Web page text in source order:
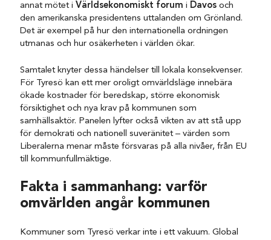
annat mötet iVärldsekonomiskt forum i Davos och
den amerikanska presidentens uttalanden om Grönland.
Det är exempel på hur den internationella ordningen
utmanas och hur osäkerheten i världen ökar.
Samtalet knyter dessa händelser till lokala konsekvenser.
För Tyresö kan ett mer oroligt omvärldsläge innebära
ökade kostnader för beredskap, större ekonomisk
försiktighet och nya krav på kommunen som
samhällsaktör. Panelen lyfter också vikten av att stå upp
för demokrati och nationell suveränitet – värden som
Liberalerna menar måste försvaras på alla nivåer, från EU
till kommunfullmäktige.
Fakta i sammanhang: varför
omvärlden angår kommunen
Kommuner som Tyresö verkar inte i ett vakuum. Global